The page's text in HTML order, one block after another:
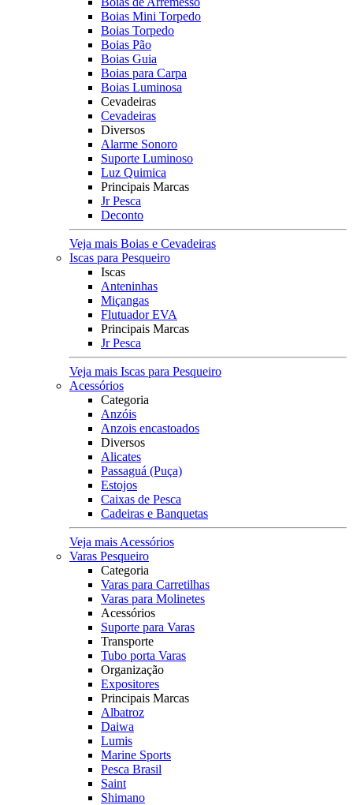
Boias Mini Torpedo
Boias Torpedo
Boias Pão
Boias Guia
Boias para Carpa
Boias Luminosa
Cevadeiras
Cevadeiras
Diversos
Alarme Sonoro
Suporte Luminoso
Luz Quimica
Principais Marcas
Jr Pesca
Deconto
Veja mais Boias e Cevadeiras
Iscas para Pesqueiro
Iscas
Anteninhas
Miçangas
Flutuador EVA
Principais Marcas
Jr Pesca
Veja mais Iscas para Pesqueiro
Acessórios
Categoria
Anzóis
Anzois encastoados
Diversos
Alicates
Passaguá (Puça)
Estojos
Caixas de Pesca
Cadeiras e Banquetas
Veja mais Acessórios
Varas Pesqueiro
Categoria
Varas para Carretilhas
Varas para Molinetes
Acessórios
Suporte para Varas
Transporte
Tubo porta Varas
Organização
Expositores
Principais Marcas
Albatroz
Daiwa
Lumis
Marine Sports
Pesca Brasil
Saint
Shimano